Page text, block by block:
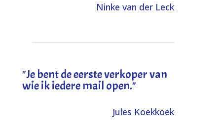
Ninke van der Leck
"Je bent de eerste verkoper van
wie ik iedere mail open."
Jules Koekkoek